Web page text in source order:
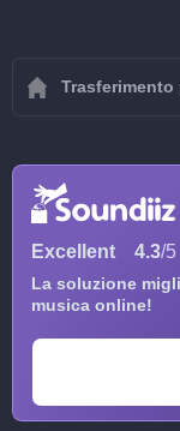
Excellent 4.3/5
La soluzione
musica online!